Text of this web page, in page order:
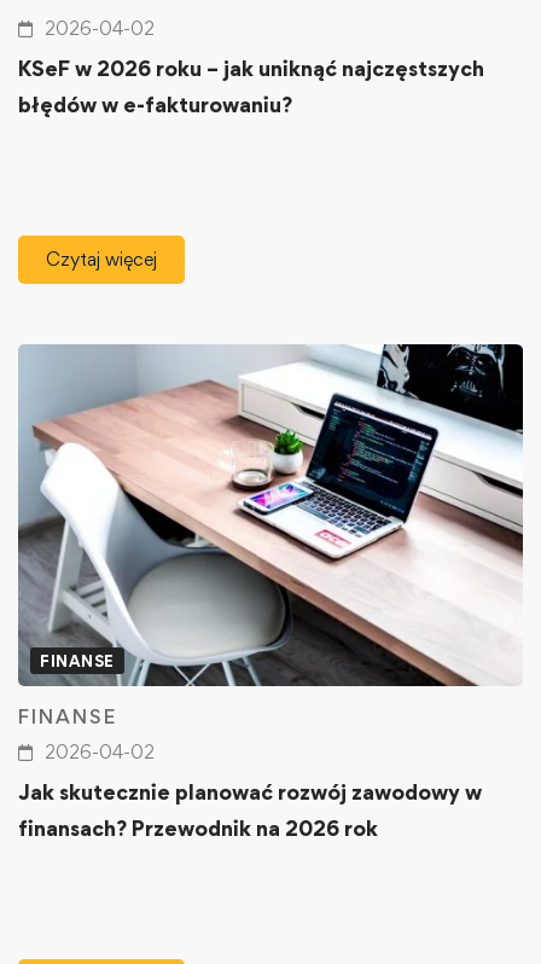
2026-04-02
KSeF w 2026 roku – jak uniknąć najczęstszych
błędów w e-fakturowaniu?
Czytaj więcej
FINANSE
FINANSE
2026-04-02
Jak skutecznie planować rozwój zawodowy w
finansach? Przewodnik na 2026 rok